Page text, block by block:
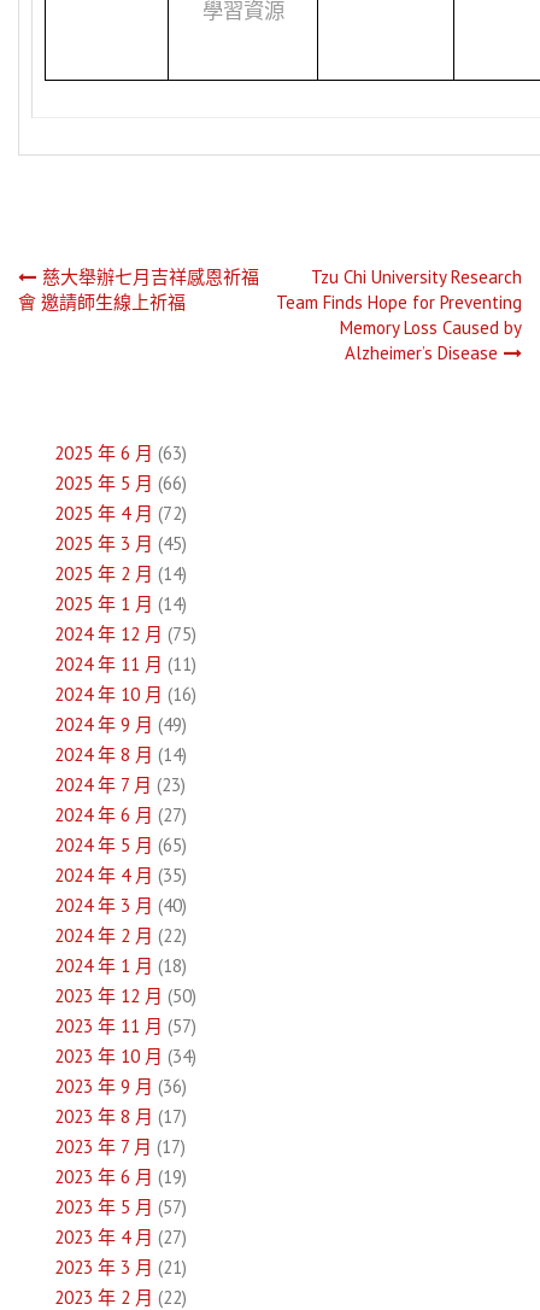
學習資源
文慈大舉辦七月吉祥感恩祈福
會 邀請師生線上祈福
Tzu Chi University Research
Team Finds Hope for Preventing
Memory Loss Caused by
Alzheimer’s Disease
2025 年 6 月 (63)
2025 年 5 月 (66)
2025 年 4 月 (72)
2025 年 3 月 (45)
2025 年 2 月 (14)
2025 年 1 月 (14)
2024 年 12 月 (75)
2024 年 11 月 (11)
2024 年 10 月 (16)
2024 年 9 月 (49)
2024 年 8 月 (14)
2024 年 7 月 (23)
2024 年 6 月 (27)
2024 年 5 月 (65)
2024 年 4 月 (35)
2024 年 3 月 (40)
2024 年 2 月 (22)
2024 年 1 月 (18)
2023 年 12 月 (50)
2023 年 11 月 (57)
2023 年 10 月 (34)
2023 年 9 月 (36)
2023 年 8 月 (17)
2023 年 7 月 (17)
2023 年 6 月 (19)
2023 年 5 月 (57)
2023 年 4 月 (27)
2023 年 3 月 (21)
2023 年 2 月 (22)